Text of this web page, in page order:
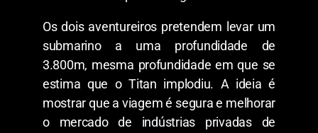
Os dois aventureiros pretendem levar um
submarino a uma profundidade de
3.800m, mesma profundidade em que se
estima que o Titan implodiu. A ideia é
mostrar que a viagem é segura e melhorar
o mercado de indústrias privadas de